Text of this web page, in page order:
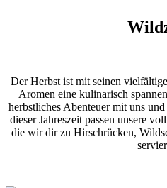
Der Herbst ist mit seinen
Aromen eine kulinarisch
herbstliches Abenteuer mit uns
dieser Jahreszeit passen unsere
die wir dir zu Hirschrücken,